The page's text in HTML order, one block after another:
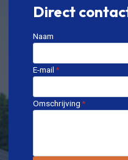
Direct
Naam
E-mail*
Omschrijving*